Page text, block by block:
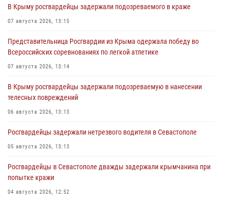
В Крыму росгвардейцы задержали подозреваемого в краже
07 августа 2026, 13:15
Представительница Росгвардии из Крыма одержала победу во
Всероссийских соревнованиях по легкой атлетике
07 августа 2026, 13:14
В Крыму росгвардейцы задержали подозреваемую в нанесении
телесных повреждений
06 августа 2026, 13:13
Росгвардейцы задержали нетрезвого водителя в Севастополе
05 августа 2026, 13:13
Росгвардейцы в Севастополе дважды задержали крымчанина при
попытке кражи
04 августа 2026, 12:52